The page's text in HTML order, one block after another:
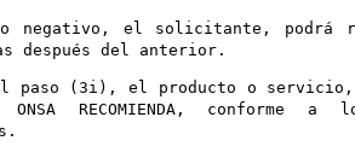
negativo, el solicitante, podrá
después del anterior.
paso (3i), el producto o servicio,
RECOMIENDA, conforme a